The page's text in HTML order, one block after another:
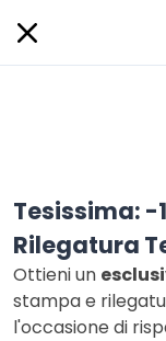
Tesissima: -
Rilegatura
Ottieni un
stampa e
l'occasione di